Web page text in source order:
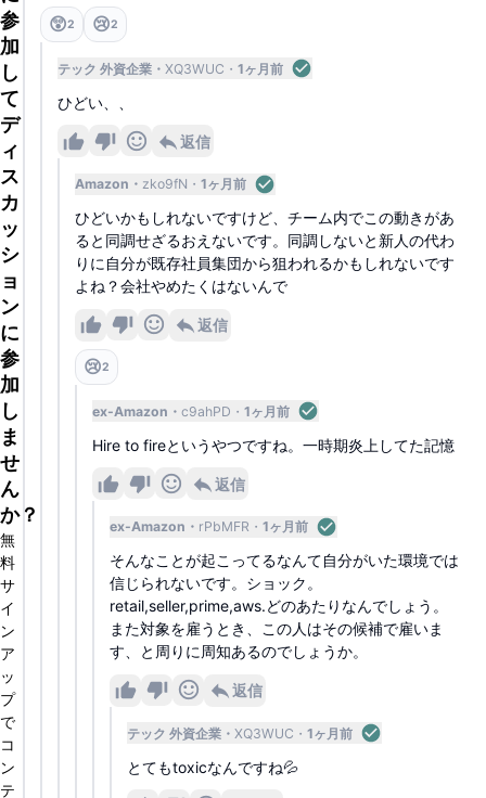
参
加
し
て
デ
ィ
ス
カ
ッ
シ
ョ
ン
に
参
加
し
ま
せ
ん
か？
無
料
サ
イ
ン
ア
ッ
プ
で
コ
ン
テ
😲2 😢2
テック 外資企業 XQ3WUC 1ヶ月前
ひどい、、
返信
Amazon zko9fN 1ヶ月前
ひどいかもしれないですけど、チーム内でこの動きがあ
ると同調せざるおえないです。同調しないと新人の代わ
りに自分が既存社員集団から狙われるかもしれないです
よね？会社やめたくはないんで
返信
😢2
ex-Amazon c9ahPD 1ヶ月前
Hire to fireというやつですね。一時期炎上してた記憶
返信
ex-Amazon rPbMFR 1ヶ月前
そんなことが起こってるなんて自分がいた環境では
信じられないです。ショック。
retail,seller,prime,aws.どのあたりなんでしょう。
また対象を雇うとき、この人はその候補で雇いま
す、と周りに周知あるのでしょうか。
返信
テック 外資企業 XQ3WUC 1ヶ月前
とてもtoxicなんですね💦